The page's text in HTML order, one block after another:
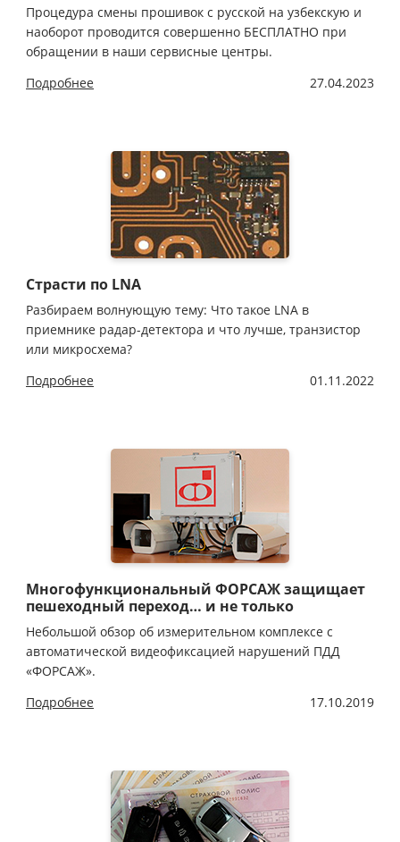
Процедура смены прошивок с русской на узбекскую и
наоборот проводится совершенно БЕСПЛАТНО при
обращении в наши сервисные центры.
Подробнее
27.04.2023
Страсти по LNA
Разбираем волнующую тему: Что такое LNA в
приемнике радар-детектора и что лучше, транзистор
или микросхема?
Подробнее
01.11.2022
Многофункциональный ФОРСАЖ защищает
пешеходный переход… и не только
Небольшой обзор об измерительном комплексе с
автоматической видеофиксацией нарушений ПДД
«ФОРСАЖ».
Подробнее
17.10.2019